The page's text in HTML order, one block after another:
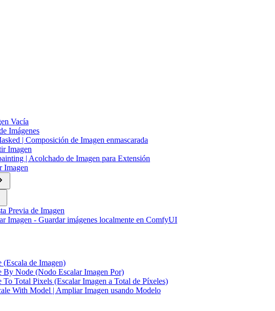
Vacía
Imágenes
| Composición de Imagen enmascarada
Imagen
| Acolchado de Imagen para Extensión
Imagen
Previa de Imagen
Imagen - Guardar imágenes localmente en ComfyUI
(Escala de Imagen)
By Node (Nodo Escalar Imagen Por)
To Total Pixels (Escalar Imagen a Total de Píxeles)
With Model | Ampliar Imagen usando Modelo